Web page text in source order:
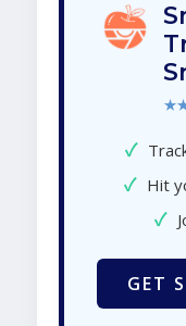
✓
✓ Hit
✓
GET